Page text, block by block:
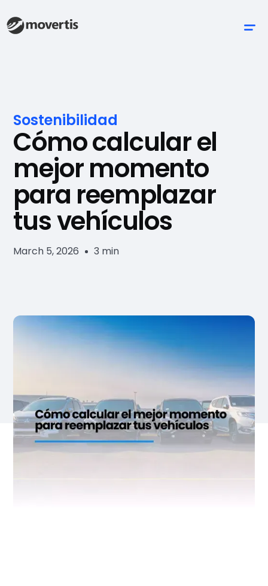
Sostenibilidad
Cómo calcular el
mejor momento
para reemplazar
tus vehículos
March 5, 2026 3 min